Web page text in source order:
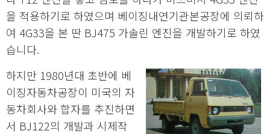
을 적용하기로 하였으며 베이징내연기관본공장에 의뢰하
여 4G33을 본 딴 BJ475 가솔린 엔진을 개발하기로 하였
습니다.
하지만 1980년대 초반에 베
이징자동차공장이 미국의 자
동차회사와 합자를 추진하면
서 BJ122의 개발과 시제작